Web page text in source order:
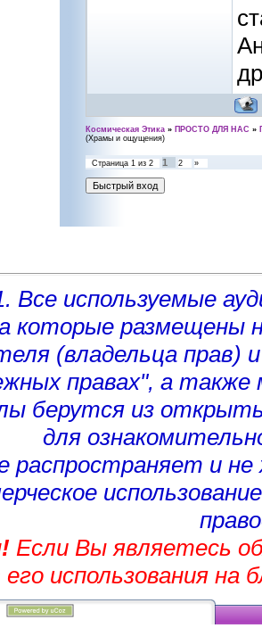
Космическая Этика » ПРОСТО ДЛЯ НАС »
(Храмы и ощущения)
Страница 1 из 2 1 2 »
Все используемые
которые размещены
(владельца прав)
правах", а
берутся из
для
распространяет и
Если Вы являетесь
использования на